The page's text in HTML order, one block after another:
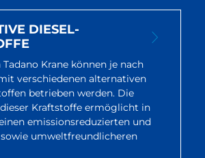
DIESEL-
Krane können je nach
verschiedenen alternativen
betrieben werden. Die
Kraftstoffe ermöglicht in
emissionsreduzierten und
umweltfreundlicheren